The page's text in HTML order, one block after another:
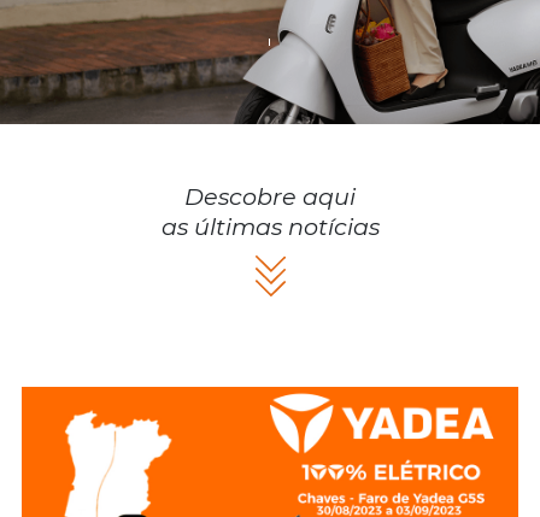
Descobre aqui
as últimas notícias